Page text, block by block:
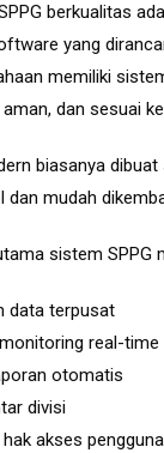
berkualitas
yang
memiliki
dan sesuai
biasanya
dan mudah
sistem SPPG
data terpusat
real-time
otomatis
divisi
akses pengguna